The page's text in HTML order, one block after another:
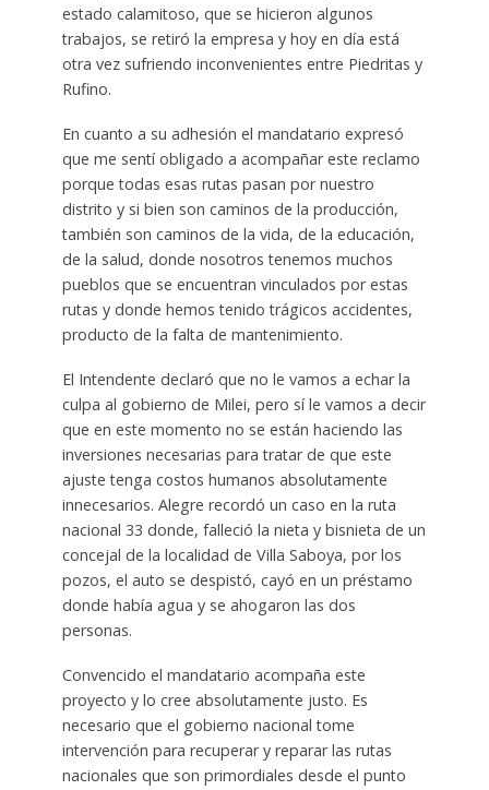
estado calamitoso, que se hicieron algunos
trabajos, se retiró la empresa y hoy en día está
otra vez sufriendo inconvenientes entre Piedritas y
Rufino.
En cuanto a su adhesión el mandatario expresó
que me sentí obligado a acompañar este reclamo
porque todas esas rutas pasan por nuestro
distrito y si bien son caminos de la producción,
también son caminos de la vida, de la educación,
de la salud, donde nosotros tenemos muchos
pueblos que se encuentran vinculados por estas
rutas y donde hemos tenido trágicos accidentes,
producto de la falta de mantenimiento.
El Intendente declaró que no le vamos a echar la
culpa al gobierno de Milei, pero sí le vamos a decir
que en este momento no se están haciendo las
inversiones necesarias para tratar de que este
ajuste tenga costos humanos absolutamente
innecesarios. Alegre recordó un caso en la ruta
nacional 33 donde, falleció la nieta y bisnieta de un
concejal de la localidad de Villa Saboya, por los
pozos, el auto se despistó, cayó en un préstamo
donde había agua y se ahogaron las dos
personas.
Convencido el mandatario acompaña este
proyecto y lo cree absolutamente justo. Es
necesario que el gobierno nacional tome
intervención para recuperar y reparar las rutas
nacionales que son primordiales desde el punto